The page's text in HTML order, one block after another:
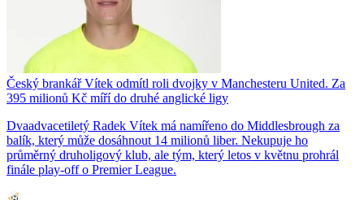
Český brankář Vítek odmítl roli dvojky v Manchesteru United. Za
395 milionů Kč míří do druhé anglické ligy
Dvaadvacetiletý Radek Vítek má namířeno do Middlesbrough za
balík, který může dosáhnout 14 milionů liber. Nekupuje ho
průměrný druholigový klub, ale tým, který letos v květnu prohrál
finále play-off o Premier League.